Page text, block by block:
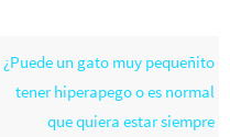
¿Puede un gato muy pequeñito
tener hiperapego o es normal
que quiera estar siempre